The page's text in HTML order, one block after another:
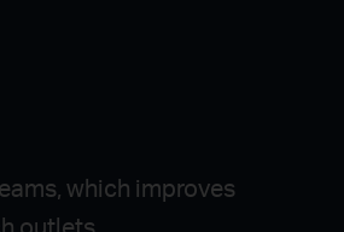
which improves
outlets.